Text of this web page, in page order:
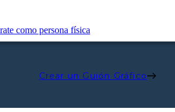
como persona física
Crear un Guión Gráfico